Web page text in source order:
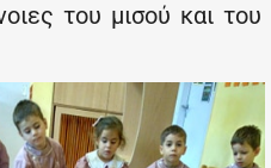
του μισού και